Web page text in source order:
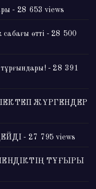
- 28 653 views
өтті - 28 500
- 28 391
ЖҮРГЕНДЕР
- 27 795 views
ТҰҒЫРЫ